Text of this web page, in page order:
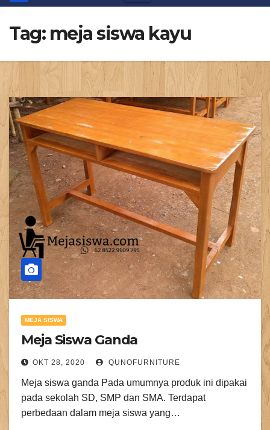
Tag: meja siswa kayu
MEJA SISWA
Meja Siswa Ganda
OKT 28, 2020 QUNOFURNITURE
Meja siswa ganda Pada umumnya produk ini dipakai
pada sekolah SD, SMP dan SMA. Terdapat
perbedaan dalam meja siswa yang…